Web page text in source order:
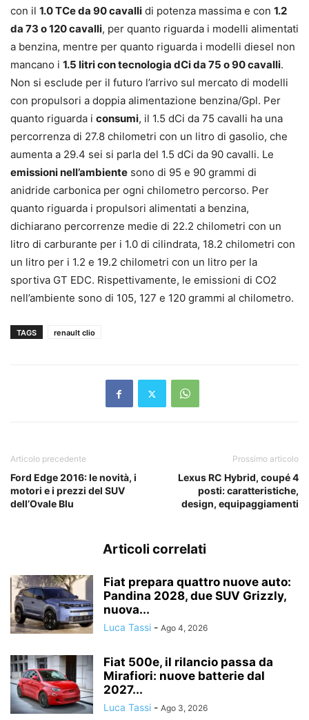
con il 1.0 TCe da 90 cavalli di potenza massima e con 1.2
da 73 o 120 cavalli, per quanto riguarda i modelli alimentati
a benzina, mentre per quanto riguarda i modelli diesel non
mancano i 1.5 litri con tecnologia dCi da 75 o 90 cavalli.
Non si esclude per il futuro l’arrivo sul mercato di modelli
con propulsori a doppia alimentazione benzina/Gpl. Per
quanto riguarda i consumi, il 1.5 dCi da 75 cavalli ha una
percorrenza di 27.8 chilometri con un litro di gasolio, che
aumenta a 29.4 sei si parla del 1.5 dCi da 90 cavalli. Le
emissioni nell’ambiente sono di 95 e 90 grammi di
anidride carbonica per ogni chilometro percorso. Per
quanto riguarda i propulsori alimentati a benzina,
dichiarano percorrenze medie di 22.2 chilometri con un
litro di carburante per i 1.0 di cilindrata, 18.2 chilometri con
un litro per i 1.2 e 19.2 chilometri con un litro per la
sportiva GT EDC. Rispettivamente, le emissioni di CO2
nell’ambiente sono di 105, 127 e 120 grammi al chilometro.
TAGS renault clio
Articolo precedente
Ford Edge 2016: le novità, i
motori e i prezzi del SUV
dell’Ovale Blu
Prossimo articolo
Lexus RC Hybrid, coupé 4
posti: caratteristiche,
design, equipaggiamenti
Articoli correlati
Fiat prepara quattro nuove auto:
Pandina 2028, due SUV Grizzly,
nuova...
Luca Tassi - Ago 4, 2026
Fiat 500e, il rilancio passa da
Mirafiori: nuove batterie dal
2027...
Luca Tassi - Ago 3, 2026